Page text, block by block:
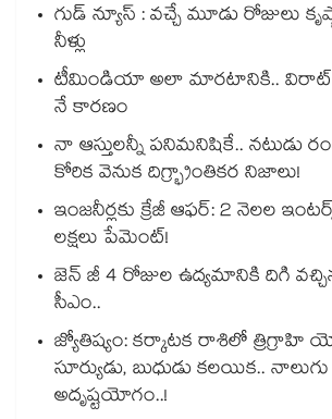
గుడ్ న్యూస్ : వచ్చే మూడు రోజులు
నీళ్లు
టీమిండియా అలా మారటానికి.. విరాట్
నే కారణం
నా ఆస్తులన్నీ పనిమనిషికే.. నటుడు
కోరిక వెనుక దిగ్భ్రాంతికర నిజాలు!
ఇంజనీర్లకు క్రేజీ ఆఫర్: 2 నెలల
లక్షలు పేమెంట్!
జెన్ జీ 4 రోజుల ఉద్యమానికి దిగి
సీఎం..
జ్యోతిష్యం: కర్కాటక రాశిలో త్రిగ్రాహి
సూర్యుడు, బుధుడు కలయిక..
అదృష్టయోగం..!